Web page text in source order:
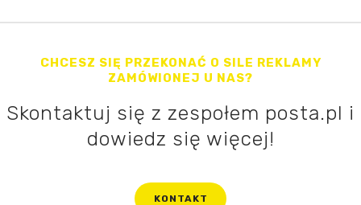
CHCESZ SIĘ PRZEKONAĆ O SILE REKLAMY
ZAMÓWIONEJ U NAS?
Skontaktuj się z zespołem posta.pl i
dowiedz się więcej!
KONTAKT